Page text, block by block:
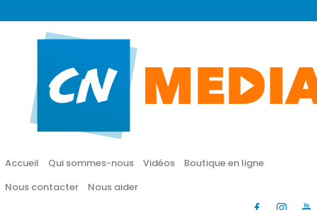
Accueil Qui sommes-nous Vidéos
Boutique en ligne
Nous contacter
Nous aider
CN MÉDIA
Une vie nouvelle en JESUS !
Accueil
Vidéos